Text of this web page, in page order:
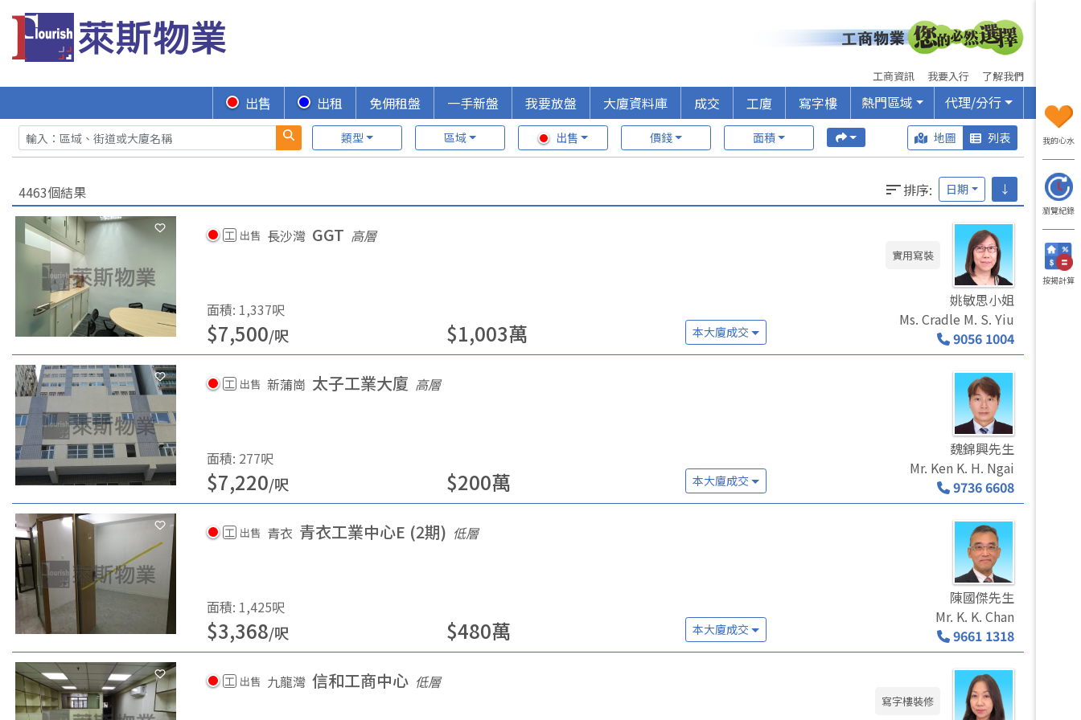
工商資訊 我要入行 了解我們
出售 出租 免佣租盤 一手新盤 我要放盤 大廈資料庫 成交 工廈 寫字樓 熱門區域 代理/分行
類型 區域 出售 價錢 面積 地圖 列表
4463個結果 排序: 日期 ↓
工 出售 長沙灣 GGT 高層
面積: 1,337呎
$7,500/呎 $1,003萬 本大廈成交
實用寫裝
姚敏思小姐
Ms. Cradle M. S. Yiu
9056 1004
工 出售 新蒲崗 太子工業大廈 高層
面積: 277呎
$7,220/呎 $200萬 本大廈成交
魏錦興先生
Mr. Ken K. H. Ngai
9736 6608
工 出售 青衣 青衣工業中心E (2期) 低層
面積: 1,425呎
$3,368/呎 $480萬 本大廈成交
陳國傑先生
Mr. K. K. Chan
9661 1318
工 出售 九龍灣 信和工商中心 低層
寫字樓裝修
我的心水
瀏覽紀錄
按揭計算